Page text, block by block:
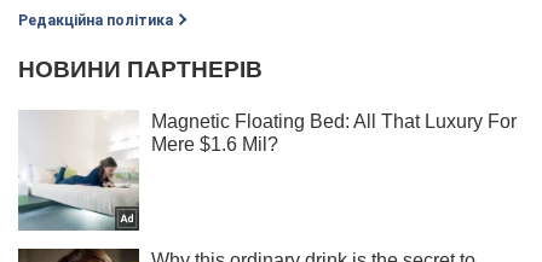
Редакційна політика